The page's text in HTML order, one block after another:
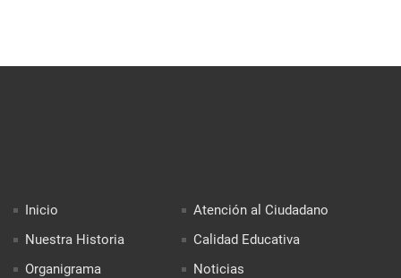
Inicio
Nuestra Historia
Organigrama
Atención al Ciudadano
Calidad Educativa
Noticias